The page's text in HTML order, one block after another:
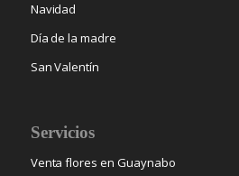
Navidad
Día de la madre
San Valentín
Servicios
Venta flores en Guaynabo